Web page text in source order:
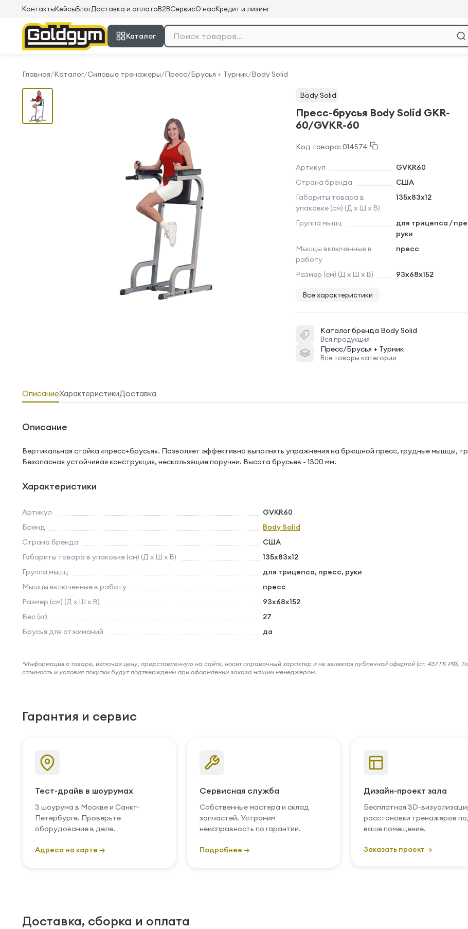
КонтактыКейсыБлогДоставка и оплатаB2BСервисО насКредит и лизинг
Каталог
Главная/Каталог/Силовые тренажеры/Пресс/Брусья + Турник/Body Solid
Body Solid
Пресс-брусья Body Solid GKR-
60/GVKR-60
Код товара: 014574
Артикул
GVKR60
Страна бренда
США
Габариты товара в
упаковке (см) (Д х Ш х В)
135х83x12
Группа мышц
для трицепса /
руки
Мышцы включенные в
работу
пресс
Размер (см) (Д х Ш х В) 93х68x152
Все характеристики
Каталог бренда Body Solid
Вся продукция
Пресс/Брусья + Турник
Все товары категории
ОписаниеХарактеристикиДоставка
Описание
Вертикальная стойка «пресс+брусья». Позволяет эффективно выполнять упражнения на брюшной пресс, грудные мышцы,
Безопасная устойчивая конструкция, нескользящие поручни. Высота брусьев - 1300 мм.
Характеристики
Артикул
GVKR60
Бренд
Body Solid
Страна бренда
США
Габариты товара в упаковке (см) (Д х Ш х В)
135х83x12
Группа мышц
для трицепса, пресс, руки
Мышцы включенные в работу
пресс
Размер (см) (Д х Ш х В)
93х68x152
Вес (кг)
27
Брусья для отжиманий
да
*Информация о товаре, включая цену, представленную на сайте, носит справочный характер и не является публичной офертой (ст. 437 ГК РФ).
стоимость и условия покупки будут подтверждены при оформлении заказа нашим менеджером.
Гарантия и сервис
Тест-драйв в шоурумах
3 шоурума в Москве и Санкт-
Петербурге. Проверьте
оборудование в деле.
Адреса на карте →
Сервисная служба
Собственные мастера и склад
запчастей. Устраним
неисправность по гарантии.
Подробнее →
Дизайн-проект зала
Бесплатная 3D-
расстановки тренажеров
ваше помещение.
Заказать проект →
Доставка, сборка и оплата